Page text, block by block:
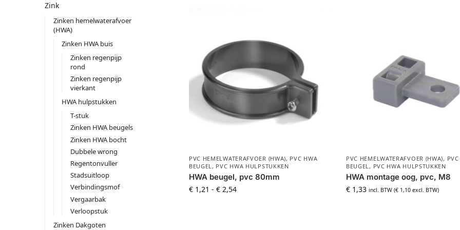
PVC HEMELWATERAFVOER (HWA), PVC HWA
BEUGEL, PVC HWA HULPSTUKKEN
HWA beugel, pvc 80mm
€1,21 - €2,54
PVC HEMELWATERAFVOER (HWA),
BEUGEL, PVC HWA HULPSTUKKEN
HWA montage oog, pvc, M8
€1,33 incl. BTW (€1,10excl. BTW)
Zink
Zinken hemelwaterafvoer
(HWA)
Zinken HWA buis
Zinken regenpijp
rond
Zinken regenpijp
vierkant
HWA hulpstukken
T-stuk
Zinken HWA beugels
Zinken HWA bocht
Dubbele wrong
Regentonvuller
Stadsuitloop
Verbindingsmof
Vergaarbak
Verloopstuk
Zinken Dakgoten